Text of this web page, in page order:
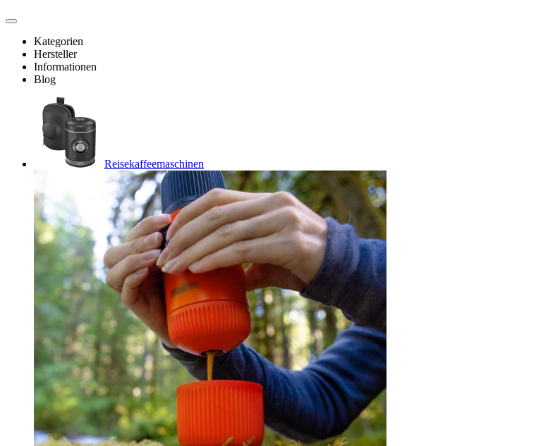
Kategorien
Hersteller
Informationen
Blog
Reisekaffeemaschinen